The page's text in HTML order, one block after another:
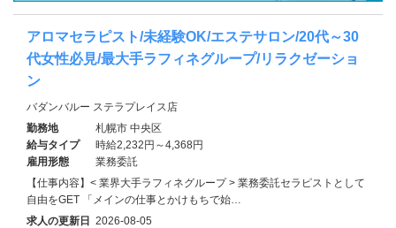
アロマセラピスト/未経験OK/エステサロン/20代～30
代女性必見/最大手ラフィネグループ/リラクゼーショ
ン
バダンバルー ステラプレイス店
勤務地
札幌市 中央区
給与タイプ
時給2,232円～4,368円
雇用形態
業務委託
【仕事内容】< 業界大手ラフィネグループ > 業務委託セラピストとして
自由をGET 「メインの仕事とかけもちで始…
求人の更新日 2026-08-05